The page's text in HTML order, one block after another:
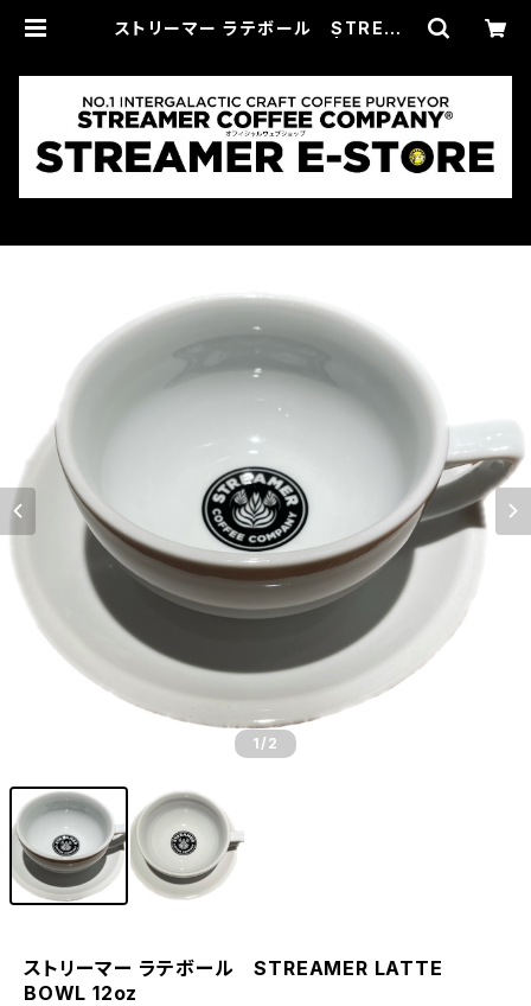
ストリーマー ラテボール STREAM
1 /2
ストリーマー ラテボール STREAMER LATTE
BOWL 12oz